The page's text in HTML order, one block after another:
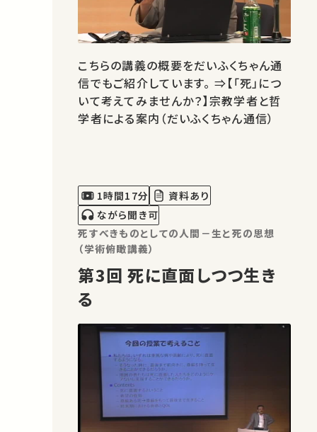
こちらの講義の概要をだいふくちゃん通
信でもご紹介しています。 ⇒【「死」につ
いて考えてみませんか？】宗教学者と哲
学者による案内（だいふくちゃん通信）
1時間17分
資料あり
ながら聞き可
死すべきものとしての人間－生と死の思想
（学術俯瞰講義）
第3回 死に直面しつつ生き
る